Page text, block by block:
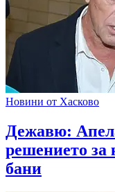
Новини от Хасково
Дежавю:
решението
бани